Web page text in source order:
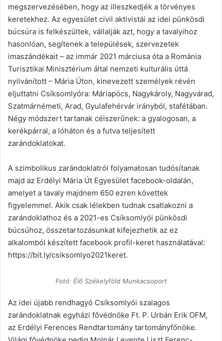
megszervezésében, hogy az illeszkedjék a törvényes
keretekhez. Az egyesület civil aktivistái az idei pünkösdi
búcsúra is felkészültek, vállalják azt, hogy a tavalyihoz
hasonlóan, segítenek a települések, szervezetek
imaszándékait – az immár 2021 márciusa óta a Románia
Turisztikai Minisztérium által nemzeti kulturális úttá
nyilvánított – Mária Úton, kinevezett személyek révén
eljuttatni Csíksomlyóra: Máriapócs, Nagykároly, Nagyvárad,
Szatmárnémeti, Arad, Gyulafehérvár irányból, stafétában.
Négy módszert tartanak célszerűnek: a gyalogosan, a
kerékpárral, a lóháton és a futva teljesített
zarándoklatokat.
A szimbolikus zarándoklatról folyamatosan tudósítanak
majd az Erdélyi Mária Út Egyesület facebook-oldalán,
amelyet a tavaly majdnem 650 ezren követtek
figyelemmel. Akik csak lélekben tudnak csatlakozni a
zarándoklathoz és a 2021-es Csíksomlyói pünkösdi
búcsúhoz, összetartozásunkat kifejezhetik az ez
alkalomból készített facebook profil-keret használatával:
https://bit.ly/csiksomlyo2021keret.
Fotó: Élő Székelyföld Munkacsoport
Az idei újabb rendhagyó Csíksomlyói szalagos
zarándoklatnak egyházi fővédnöke Ft. P. Urbán Erik OFM,
az Erdélyi Ferences Rendtartomány tartományfőnöke.